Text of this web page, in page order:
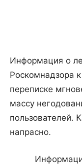
Информация о
Роскомнадзора
переписке
массу
пользователей.
напрасно.
Информация